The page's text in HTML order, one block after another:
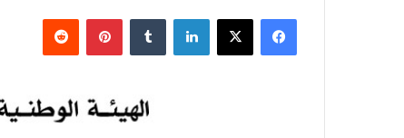
فيسبوك X لينكدإن بينتيريست